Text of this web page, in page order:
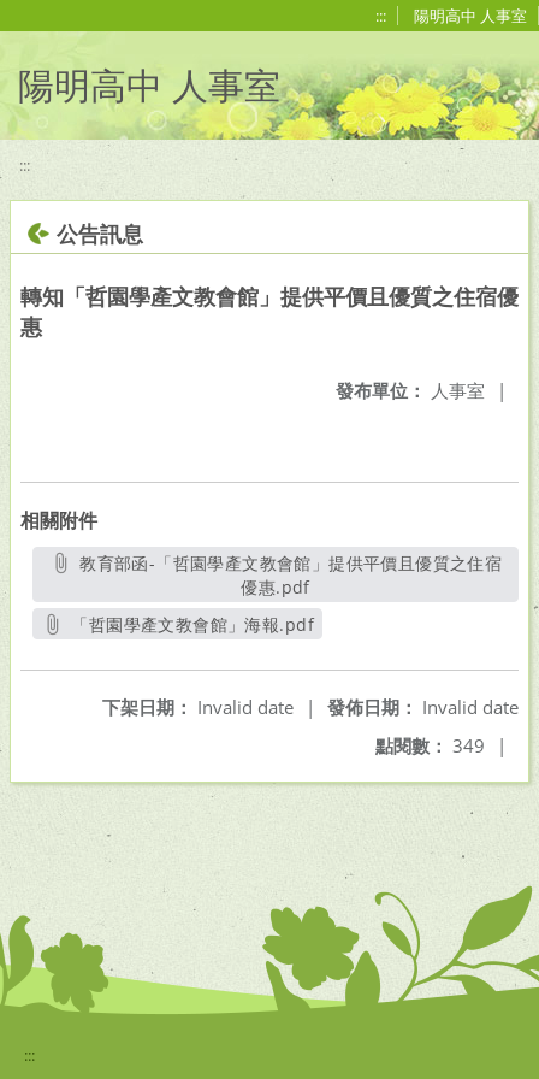
::: 陽明高中 人事室
陽明高中 人事室
:::
公告訊息
轉知「哲園學產文教會館」提供平價且優質之住宿優
惠
發布單位： 人事室 |
相關附件
教育部函-「哲園學產文教會館」提供平價且優質之住宿
優惠.pdf另開新視窗
「哲園學產文教會館」海報.pdf
發佈日期： Invalid date
下架日期： Invalid date
|
點閱數： 349 |
:::